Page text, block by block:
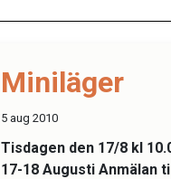
Miniläger
5 aug 2010
Tisdagen den 17/8 kl
17-18 Augusti Anmälan